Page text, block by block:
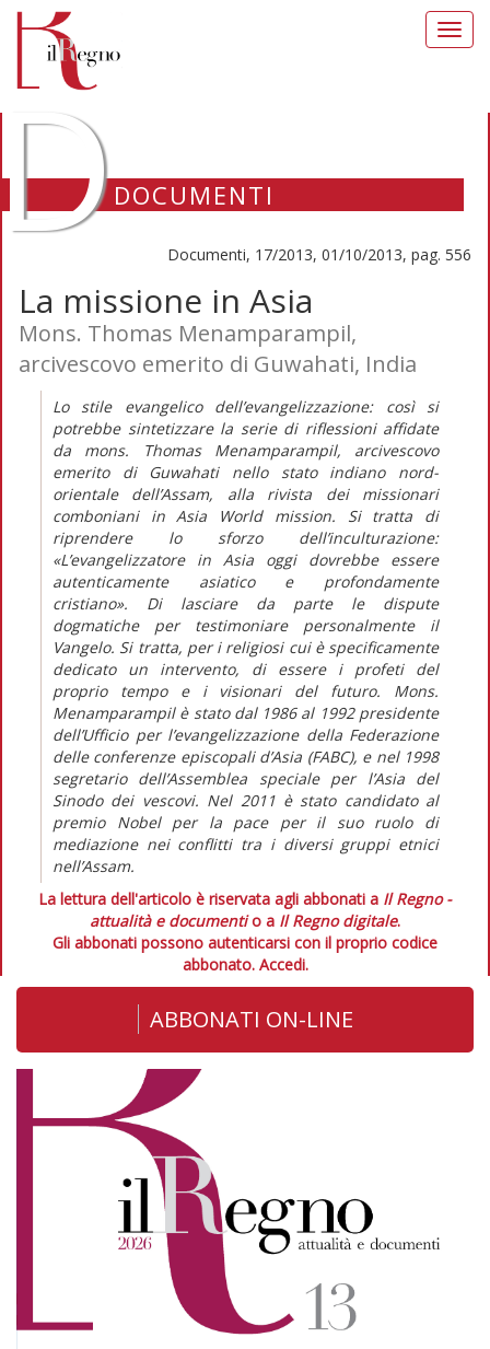
DOCUMENTI
Documenti, 17/2013, 01/10/2013, pag. 556
La missione in Asia
Mons. Thomas Menamparampil,
arcivescovo emerito di Guwahati, India
Lo stile evangelico dell’evangelizzazione: così si
potrebbe sintetizzare la serie di riflessioni affidate
da mons. Thomas Menamparampil, arcivescovo
emerito di Guwahati nello stato indiano nord-
orientale dell’Assam, alla rivista dei missionari
comboniani in Asia World mission. Si tratta di
riprendere lo sforzo dell’inculturazione:
«L’evangelizzatore in Asia oggi dovrebbe essere
autenticamente asiatico e profondamente
cristiano». Di lasciare da parte le dispute
dogmatiche per testimoniare personalmente il
Vangelo. Si tratta, per i religiosi cui è specificamente
dedicato un intervento, di essere i profeti del
proprio tempo e i visionari del futuro. Mons.
Menamparampil è stato dal 1986 al 1992 presidente
dell’Ufficio per l’evangelizzazione della Federazione
delle conferenze episcopali d’Asia (FABC), e nel 1998
segretario dell’Assemblea speciale per l’Asia del
Sinodo dei vescovi. Nel 2011 è stato candidato al
premio Nobel per la pace per il suo ruolo di
mediazione nei conflitti tra i diversi gruppi etnici
nell’Assam.
La lettura dell'articolo è riservata agli abbonati a Il Regno -
attualità e documentio a Il Regno digitale.
Gli abbonati possono autenticarsi con il proprio codice
abbonato. Accedi.
ABBONATI ON-LINE